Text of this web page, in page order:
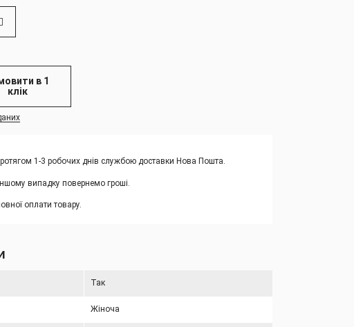
в 1
клік
1-3 робочих днів службою доставки Нова Пошта.
випадку повернемо гроші.
оплати товару.
Так
Жіноча